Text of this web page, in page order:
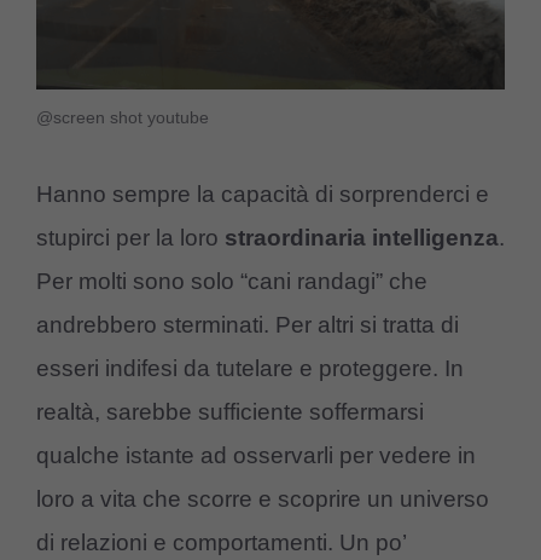
@screen shot youtube
Hanno sempre la capacità di sorprenderci e
stupirci per la loro straordinaria intelligenza.
Per molti sono solo “cani randagi” che
andrebbero sterminati. Per altri si tratta di
esseri indifesi da tutelare e proteggere. In
realtà, sarebbe sufficiente soffermarsi
qualche istante ad osservarli per vedere in
loro a vita che scorre e scoprire un universo
di relazioni e comportamenti. Un po’